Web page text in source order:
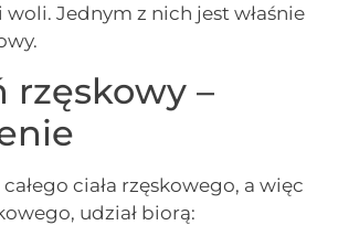
Jednym z nich jest właśnie
rzęskowy –
ciała rzęskowego, a więc
udział biorą: